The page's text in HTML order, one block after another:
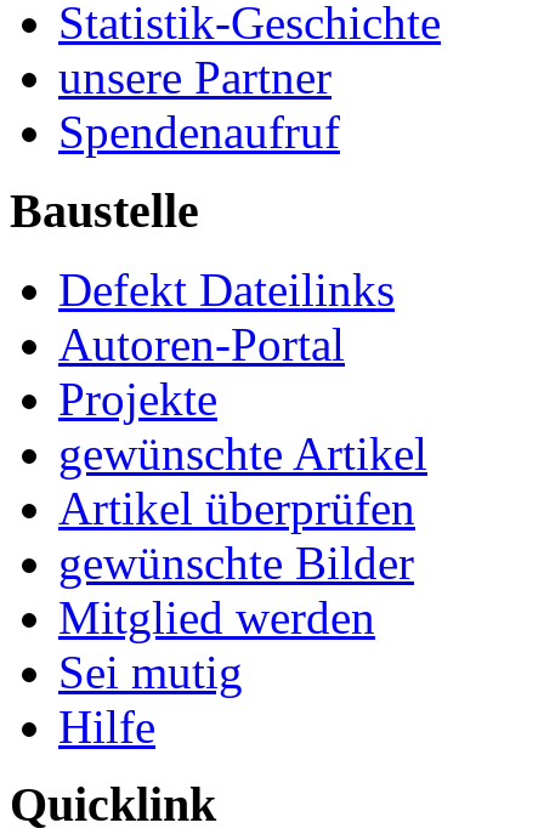
Statistik-Geschichte
unsere Partner
Spendenaufruf
Baustelle
Defekt Dateilinks
Autoren-Portal
Projekte
gewünschte Artikel
Artikel überprüfen
gewünschte Bilder
Mitglied werden
Sei mutig
Hilfe
Quicklink